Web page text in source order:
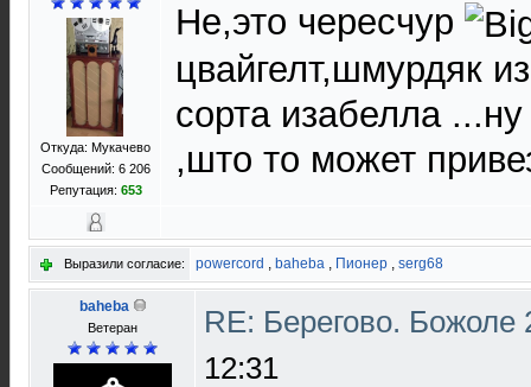
Откуда: Мукачево
Сообщений: 6 206
Репутация: 653
Не,это чересчур
цвайгелт,шмурдяк
сорта изабелла
,што то может
Выразили согласие: powercord , baheba , Пионер , serg68
baheba
Ветеран
RE: Берегово. Божоле
12:31